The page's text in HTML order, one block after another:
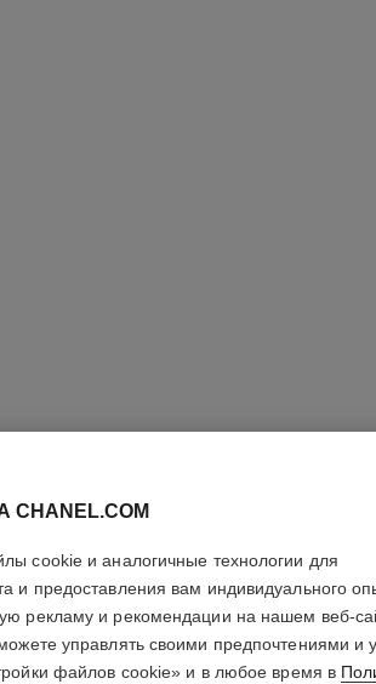
LES
Ультралегкие
cookie и аналогичные технологии для
и предоставления вам индивидуального
рекламу и рекомендации на нашем веб-
управлять своими предпочтениями и
файлов cookie» и в любое время в